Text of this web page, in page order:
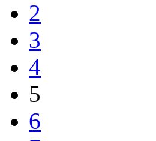
2
3
4
5
6